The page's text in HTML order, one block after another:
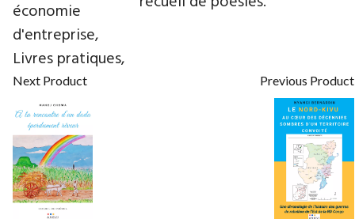
Next Product Previous Product
économie
d'entreprise,
Livres pratiques,